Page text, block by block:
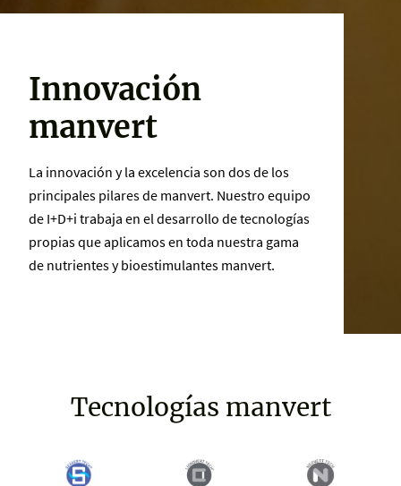
Innovación
manvert
La innovación y la excelencia son dos de los
principales pilares de manvert. Nuestro equipo
de I+D+i trabaja en el desarrollo de tecnologías
propias que aplicamos en toda nuestra gama
de nutrientes y bioestimulantes manvert.
Tecnologías manvert